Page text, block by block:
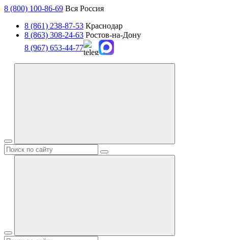
8 (800) 100-86-69 Вся Россия
8 (861) 238-87-53 Краснодар
8 (863) 308-24-63 Ростов-на-Дону
8 (967) 653-44-77